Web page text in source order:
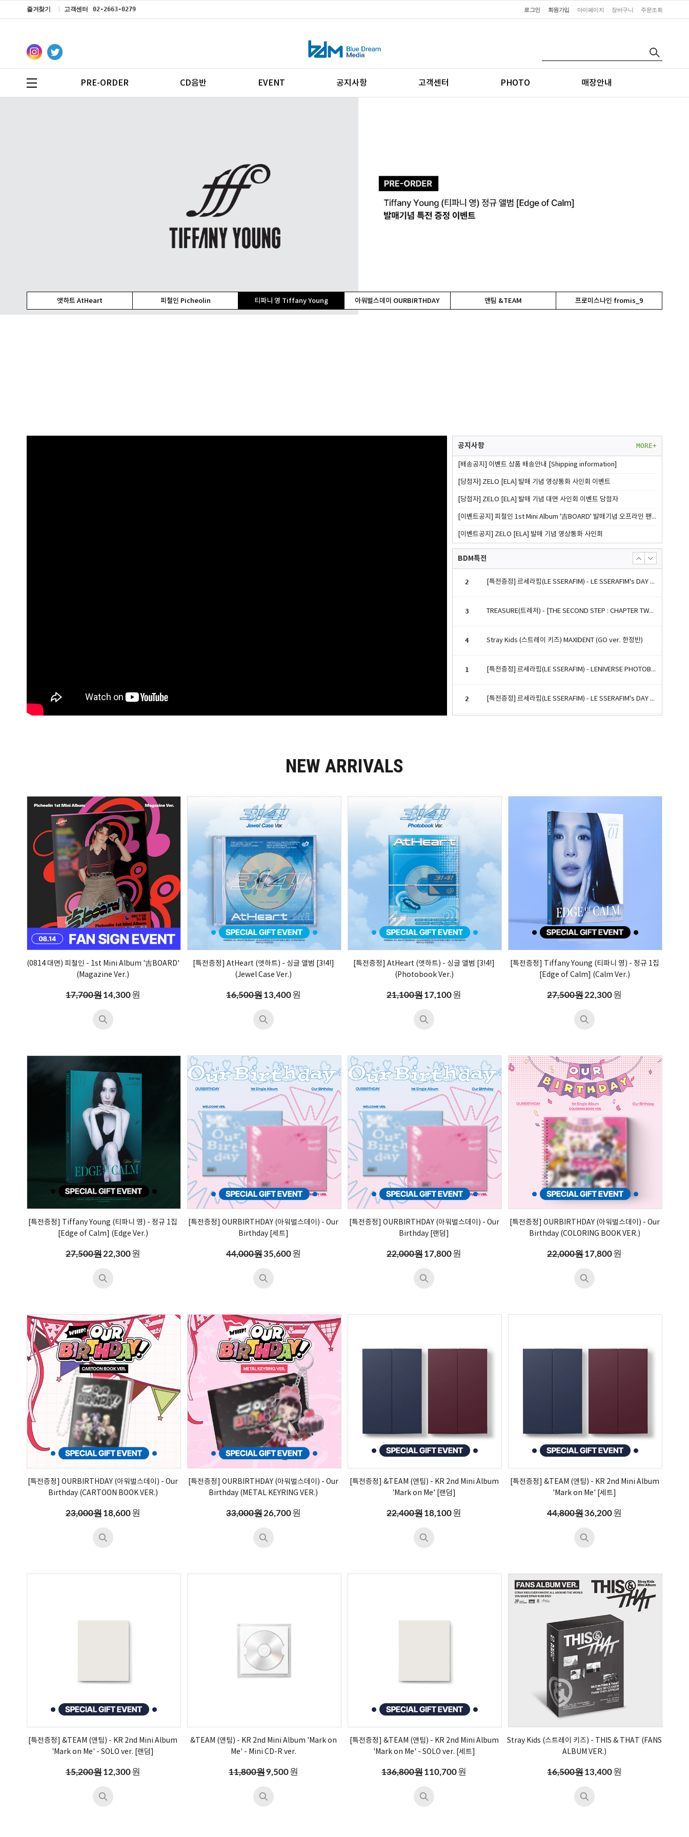
즐겨찾기 고객센터 02-2663-0279 로그인 회원가입 마이페이지 장바구니 주문조회
PRE-ORDER CD음반 EVENT 공지사항 고객센터 PHOTO 매장안내
앳하트 AtHeart 피철인 Picheolin 티파니 영 Tiffany Young 아워벌스데이 OURBIRTHDAY 앤팀 &TEAM 프로미스나인 fromis_9
공지사항 MORE+
[배송공지] 이벤트 상품 배송안내 [Shipping information]
[당첨자] ZELO [ELA] 발매 기념 영상통화 사인회 이벤트
[당첨자] ZELO [ELA] 발매 기념 대면 사인회 이벤트 당첨자
[이벤트공지] 피철인 1st Mini Album '吉BOARD' 발매기념 오프라인 팬사인회
[이벤트공지] ZELO [ELA] 발매 기념 영상통화 사인회
BDM특전
2 [특전증정] 르세라핌(LE SSERAFIM) - LE SSERAFIM's DAY OFF IN JEJU PHOTOBOOK
3
4 Stray Kids (스트레이 키즈) MAXIDENT (GO ver. 한정반)
2 [특전증정] 르세라핌(LE SSERAFIM) - LE SSERAFIM's DAY OFF IN JEJU PHOTOBOOK
3 TREASURE(트레저) - [THE SECOND STEP : CHAPTER TWO] 2nd MINI ALBUM YG TAG ALBUM (RANDOM ver.) [4종 중 랜덤 1종]
4 Stray Kids (스트레이 키즈) MAXIDENT (GO ver. 한정반)
1
2 [특전증정] 르세라핌(LE SSERAFIM) - LE SSERAFIM's DAY OFF IN JEJU PHOTOBOOK
3 TREASURE(트레저) - [THE SECOND STEP : CHAPTER TWO] 2nd MINI ALBUM YG TAG ALBUM (RANDOM ver.) [4종 중 랜덤 1종]
NEW ARRIVALS
(0814 대면) 피철인 - 1st Mini Album '吉BOARD'
(Magazine Ver.)
17,700원14,300원
[특전증정] AtHeart (앳하트) - 싱글 앨범 [3!4!]
(Jewel Case Ver.)
16,500원13,400원
[특전증정] AtHeart (앳하트) - 싱글 앨범 [3!4!]
(Photobook Ver.)
21,100원17,100원
[특전증정] Tiffany Young (티파니 영) - 정규 1집
[ Edge of Calm] ( Calm Ver.)
27,500원22,300원
[특전증정] Tiffany Young (티파니 영) - 정규 1집
[ Edge of Calm] (Edge Ver.)
27,500원22,300원
[특전증정] OURBIRTHDAY (아워벌스데이) - Our
Birthday [세트]
44,000원35,600원
[특전증정] OURBIRTHDAY (아워벌스데이) - Our
Birthday [랜덤]
22,000원17,800원
[특전증정] OURBIRTHDAY (아워벌스데이) - Our
Birthday (COLORING BOOK VER.)
22,000원17,800원
[특전증정] OURBIRTHDAY (아워벌스데이) - Our
Birthday (CARTOON BOOK VER.)
23,000원18,600원
[특전증정] OURBIRTHDAY (아워벌스데이) - Our
Birthday (METAL KEYRING VER.)
33,000원26,700원
[특전증정] &TEAM (앤팀) - KR 2nd Mini Album
'Mark on Me' [랜덤]
22,400원18,100원
[특전증정] &TEAM (앤팀) - KR 2nd Mini Album
'Mark on Me' [세트]
44,800원36,200원
[특전증정] &TEAM (앤팀) - KR 2nd Mini Album
'Mark on Me' - SOLO ver. [랜덤]
15,200원12,300원
&TEAM (앤팀) - KR 2nd Mini Album 'Mark on
Me' - Mini CD-R ver.
11,800원9,500원
[특전증정] &TEAM (앤팀) - KR 2nd Mini Album
'Mark on Me' - SOLO ver. [세트]
136,800원110,700원
Stray Kids (스트레이 키즈) - THIS & THAT (FANS
ALBUM VER.)
16,500원13,400원